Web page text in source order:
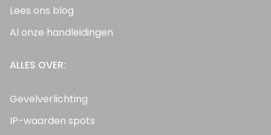
Lees ons blog
Al onze handleidingen
ALLES OVER:
Gevelverlichting
IP-waarden spots